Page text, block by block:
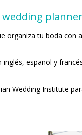
organiza tu boda con
español y
Wedding Institute